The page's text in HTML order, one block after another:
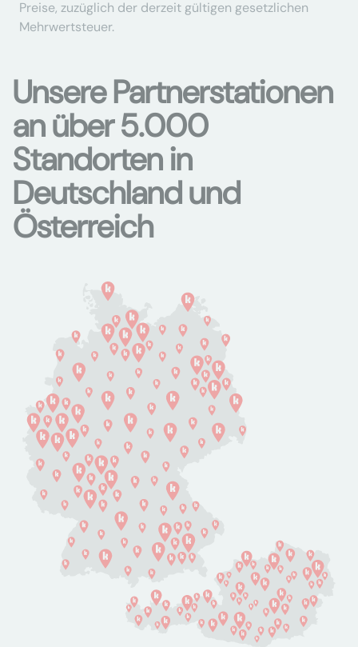
Preise, zuzüglich der derzeit gültigen gesetzlichen
Mehrwertsteuer.
Unsere Partnerstationen
an über 5.000
Standorten in
Deutschland und
Österreich